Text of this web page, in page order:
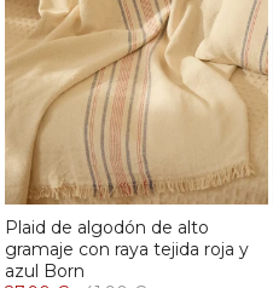
Plaid de algodón de alto
gramaje con raya tejida roja y
azul Born